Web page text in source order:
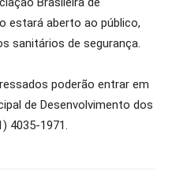
estará aberto ao público,
sanitários de segurança.
poderão entrar em
de Desenvolvimento dos
4035-1971.